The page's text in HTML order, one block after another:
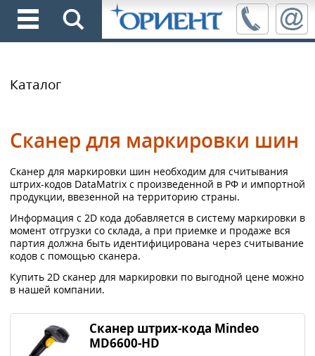
Каталог
Сканер для маркировки шин
Сканер для маркировки шин необходим для считывания
штрих-кодов DataMatrix с произведенной в РФ и импортной
продукции, ввезенной на территорию страны.
Информация с 2D кода добавляется в систему маркировки в
момент отгрузки со склада, а при приемке и продаже вся
партия должна быть идентифицирована через считывание
кодов с помощью сканера.
Купить 2D сканер для маркировки по выгодной цене можно
в нашей компании.
Сканер штрих-кода Mindeo
MD6600-HD